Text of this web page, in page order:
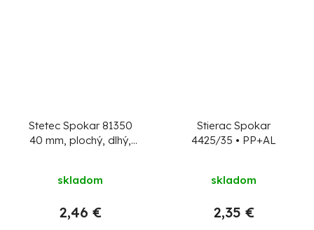
Stetec Spokar 81350
40 mm, plochý, dlhý,
skladom
2,46 €
Stierac Spokar
4425/35 • PP+AL
skladom
2,35 €